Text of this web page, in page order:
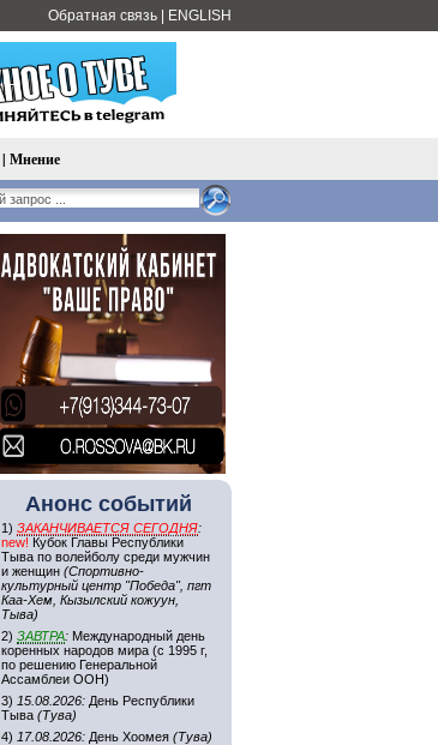
Обратная связь ENGLISH
| Мнение
Анонс событий
1) ЗАКАНЧИВАЕТСЯ СЕГОДНЯ:
new! Кубок Главы Республики
Тыва по волейболу среди мужчин
и женщин (Спортивно-
культурный центр "Победа", пгт
Каа-Хем, Кызылский кожуун,
Тыва)
2) ЗАВТРА: Международный день
коренных народов мира (с 1995 г,
по решению Генеральной
Ассамблеи ООН)
3) 15.08.2026: День Республики
Тыва (Тува)
4) 17.08.2026: День Хоомея (Тува)